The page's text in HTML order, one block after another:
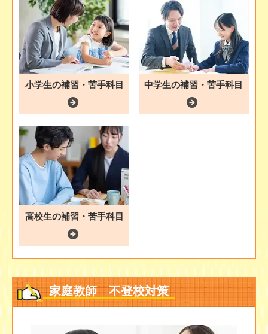
小学生の補習・苦手科目 中学生の補習・苦手科目
高校生の補習・苦手科目
家庭教師 不登校対策